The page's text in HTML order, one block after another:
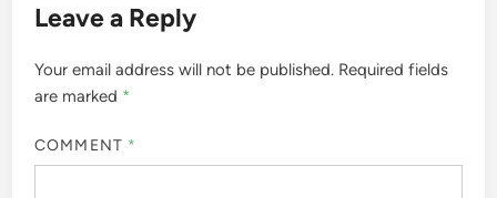
Leave a Reply
Your email address will not be published. Required fields
are marked *
COMMENT *